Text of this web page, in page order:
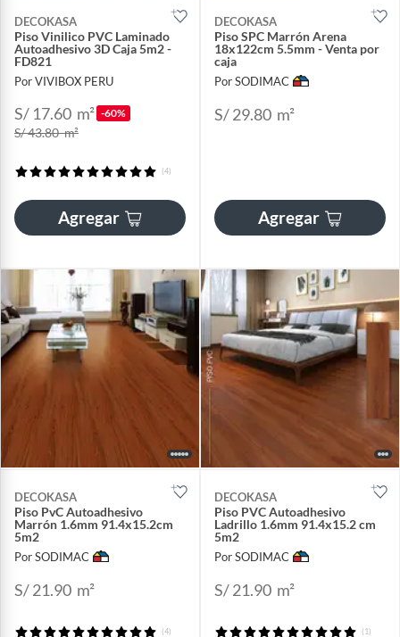
DECOKASA
Piso Vinilico PVC Laminado
Autoadhesivo 3D Caja 5m2 -
FD821
Por VIVIBOX PERU
S/ 17.60 m² -60%
S/ 43.80m²
(4)
Agregar
DECOKASA
Piso SPC Marrón Arena
18x122cm 5.5mm - Venta por
caja
Por SODIMAC
S/ 29.80 m²
Agregar
DECOKASA
Piso PvC Autoadhesivo
Marrón 1.6mm 91.4x15.2cm
5m2
Por SODIMAC
S/ 21.90 m²
(4)
DECOKASA
Piso PVC Autoadhesivo
Ladrillo 1.6mm 91.4x15.2 cm
5m2
Por SODIMAC
S/ 21.90 m²
(1)